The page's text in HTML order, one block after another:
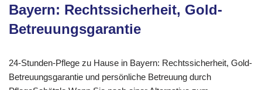
Bayern: Rechtssicherheit, Gold-
Betreuungsgarantie
24-Stunden-Pflege zu Hause in Bayern: Rechtssicherheit, Gold-
Betreuungsgarantie und persönliche Betreuung durch